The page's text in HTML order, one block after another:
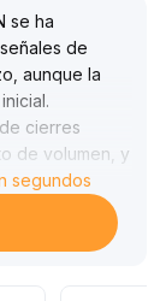
se ha
de
aunque la
.
cierres
de volumen, y
lateral (se
soportes y
segundos